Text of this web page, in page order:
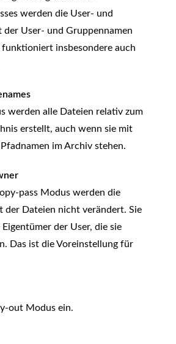
werden die User- und
der User- und Gruppennamen
funktioniert insbesondere auch
werden alle Dateien relativ zum
erstellt, auch wenn sie mit
im Archiv stehen.
pass Modus werden die
der Dateien nicht verändert. Sie
der User, die sie
Das ist die Voreinstellung für
out Modus ein.